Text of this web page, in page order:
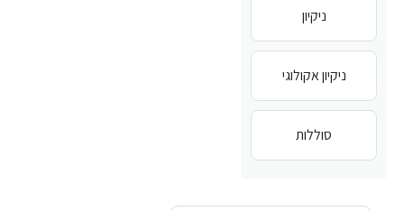
ניקיון
ניקיון אקולוגי
סוללות